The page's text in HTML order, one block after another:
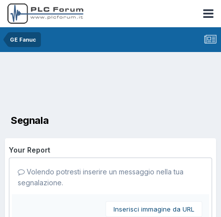
GE Fanuc
Segnala
Your Report
Volendo potresti inserire un messaggio nella tua
segnalazione.
Inserisci immagine da URL